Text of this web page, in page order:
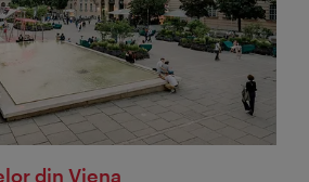
din Viena